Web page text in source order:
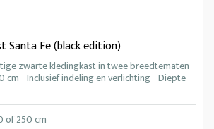
Santa Fe (black edition)
zwarte kledingkast in twee breedtematen
cm - Inclusief indeling en verlichting - Diepte
of 250 cm